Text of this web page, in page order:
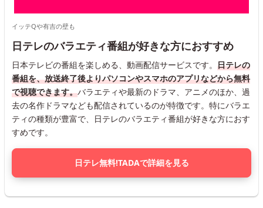
イッテQや有吉の壁も
日テレのバラエティ番組が好きな方におすすめ
日本テレビの番組を楽しめる、動画配信サービスです。 日テレの
番組を、放送終了後よりパソコンやスマホのアプリなどから無料
で視聴できます。バラエティや最新のドラマ、アニメのほか、過
去の名作ドラマなども配信されているのが特徴です。特にバラエ
ティの種類が豊富で、日テレのバラエティ番組が好きな方におす
すめです。
日テレ無料!TADAで詳細を見る